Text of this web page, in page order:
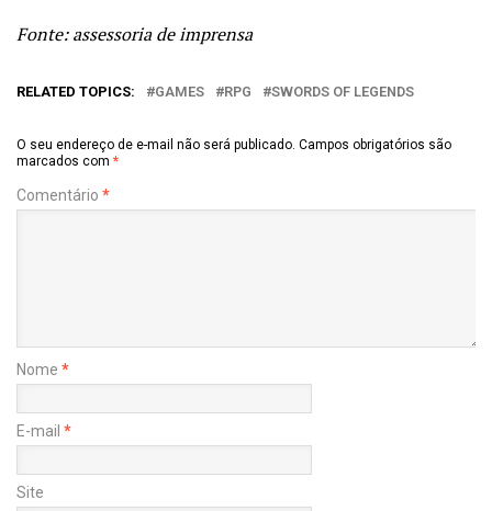
Fonte: assessoria de imprensa
RELATED TOPICS: GAMES RPG SWORDS OF LEGENDS
O seu endereço de e-mail não será publicado. Campos obrigatórios são
marcados com *
Comentário *
Nome *
E-mail *
Site